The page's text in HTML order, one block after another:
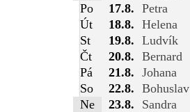
Po
17.8. Petra
Út
18.8. Helena
St
19.8. Ludvík
Čt
20.8. Bernard
Pá
21.8. Johana
So
22.8. Bohuslav
Ne
23.8.
Sandra